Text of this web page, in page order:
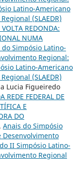
Latino-Americano
(SLAEDR)
VOLTA REDONDA:
NUMA
do Simpósio Latino-
Regional:
Latino-Americano
(SLAEDR)
Lucia Figueiredo
REDE FEDERAL DE
E
DO
, Anais do Simpósio
Desenvolvimento
II Simpósio Latino-
Regional